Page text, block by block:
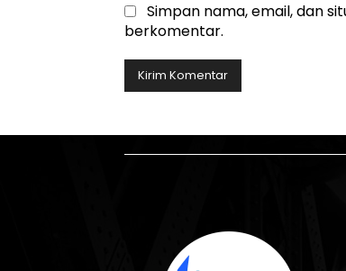
Simpan nama, email, dan
berkomentar.